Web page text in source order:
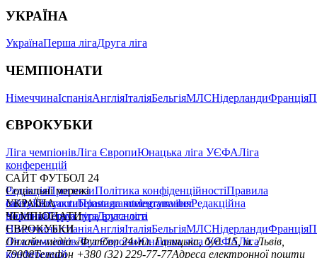
УКРАЇНА
УкраїнаПерша лігаДруга ліга
ЧЕМПІОНАТИ
НімеччинаІспаніяАнгліяІталіяБельгіяМЛСНідерландиФранція
ЄВРОКУБКИ
Ліга чемпіонівЛіга ЄвропиЮнацька ліга УЄФАЛіга
конференцій
САЙТ ФУТБОЛ 24
РедакціяПрогнозиПолітика конфіденційностіПравила
сайтуКонтактиПравила коментуванняРедакційна
політикаСтруктура власності
Соціальні мережі
facebookxyoutubeinstagramtelegramviber
УКРАЇНА
УкраїнаПерша лігаДруга ліга
ЧЕМПІОНАТИ
НімеччинаІспаніяАнгліяІталіяБельгіяМЛСНідерландиФранція
ЄВРОКУБКИ
Ліга чемпіонівЛіга ЄвропиЮнацька ліга УЄФАЛіга
конференцій
Онлайн-медіа «Футбол 24»пл. Галицька, буд. 15, м. Львів,
79008Телефон +380 (32) 229-77-77Адреса електронної пошти